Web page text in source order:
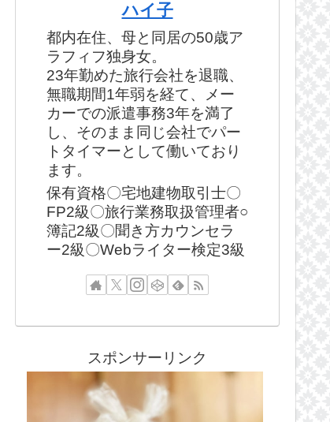
ハイ子
都内在住、母と同居の50歳ア
ラフィフ独身女。
23年勤めた旅行会社を退職、
無職期間1年弱を経て、メー
カーでの派遣事務3年を満了
し、そのまま同じ会社でパー
トタイマーとして働いており
ます。
保有資格〇宅地建物取引士〇
FP2級〇旅行業務取扱管理者○
簿記2級〇聞き方カウンセラ
ー2級〇Webライター検定3級
スポンサーリンク